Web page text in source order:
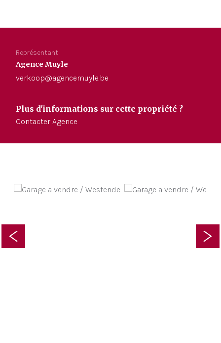
Représentant
Agence Muyle
verkoop@agencemuyle.be
Plus d'informations sur cette propriété ?
Contacter Agence